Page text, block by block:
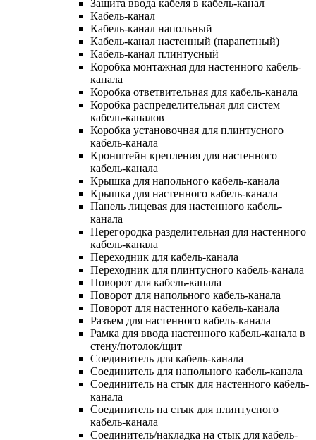
Защита ввода кабеля в кабель-канал
Кабель-канал
Кабель-канал напольный
Кабель-канал настенный (парапетный)
Кабель-канал плинтусный
Коробка монтажная для настенного кабель-
канала
Коробка ответвительная для кабель-канала
Коробка распределительная для систем
кабель-каналов
Коробка установочная для плинтусного
кабель-канала
Кронштейн крепления для настенного
кабель-канала
Крышка для напольного кабель-канала
Крышка для настенного кабель-канала
Панель лицевая для настенного кабель-
канала
Перегородка разделительная для настенного
кабель-канала
Переходник для кабель-канала
Переходник для плинтусного кабель-канала
Поворот для кабель-канала
Поворот для напольного кабель-канала
Поворот для настенного кабель-канала
Разъем для настенного кабель-канала
Рамка для ввода настенного кабель-канала в
стену/потолок/щит
Соединитель для кабель-канала
Соединитель для напольного кабель-канала
Соединитель на стык для настенного кабель-
канала
Соединитель на стык для плинтусного
кабель-канала
Соединитель/накладка на стык для кабель-